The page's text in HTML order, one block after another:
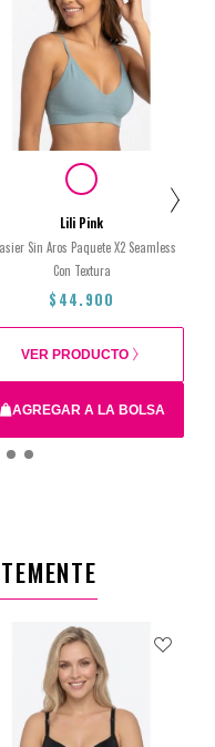
Lili Pink
Sin Aros Paquete X2 Seamless
Con Textura
$44.900
AGREGAR A LA BOLSA
VER PRODUCTO
$44.900